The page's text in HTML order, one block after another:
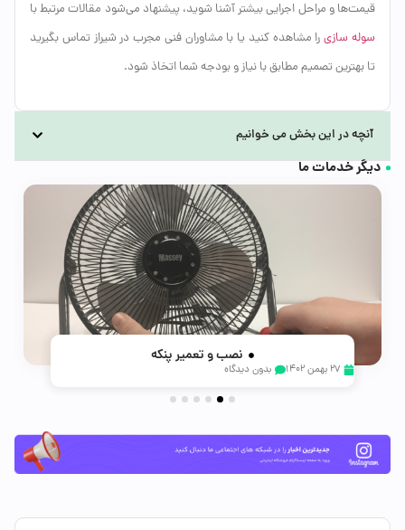
قیمت‌ها و مراحل اجرایی بیشتر آشنا شوید، پیشنهاد می‌شود مقالات مرتبط با
سوله سازیرا مشاهده کنید یا با مشاوران فنی مجرب در شیراز تماس بگیرید
تا بهترین تصمیم مطابق با نیاز و بودجه شما اتخاذ شود.
آنچه در این بخش می خوانیم
دیگر خدمات ما
پرستاری و مراقبت بیمار
21 آبان 1402 بدون دیدگاه
تعمیر ماشین ظرفشویی
28 بهمن 1402 بدون دیدگاه
نصب و تعمیر پنکه
27 بهمن 1402 بدون دیدگاه
خدمات برقی و نصب
27 بهمن 1402 بدون دیدگاه
پرستاری و مراقبت کودک
25 بهمن 1402 بدون دیدگاه
تعمیر یخچال و فریزر
29 آبان 1402 بدون دیدگاه
پرستاری و مراقبت بیمار
21 آبان 1402 بدون دیدگاه
تعمیر ماشین ظرفشویی
28 بهمن 1402 بدون دیدگاه